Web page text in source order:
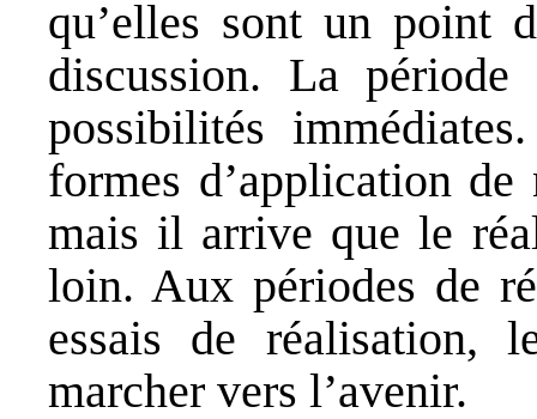
qu’elles sont un point
discussion. La
possibilités
formes d’application
mais il arrive que le
loin. Aux périodes de
essais de réalisation,
marcher vers l’avenir.